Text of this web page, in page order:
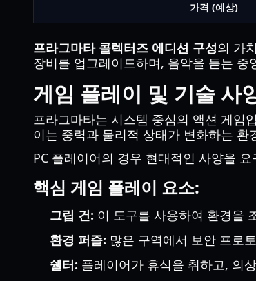
가격 (예상)
프라그마타 콜렉터즈 에디션 구성의 가
장비를 업그레이드하며, 음악을 듣는
게임 플레이 및 기술 사
프라그마타는 시스템 중심의 액션 게임
이는 중력과 물리적 상태가 변화하는
PC 플레이어의 경우 현대적인 사양을 요
핵심 게임 플레이 요소:
그립 건: 이 도구를 사용하여 환경을
환경 퍼즐: 많은 구역에서 보안 프로
쉘터: 플레이어가 휴식을 취하고, 의